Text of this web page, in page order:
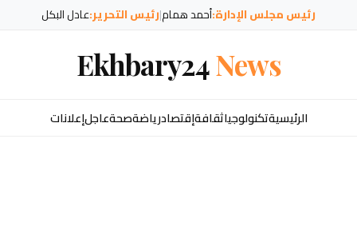
رئيس مجلس الإدارة:أحمد همام|رئيس التحرير:عادل البكل
Ekhbary24News
الرئيسيةتكنولوجياثقافةإقتصادرياضةصحةعاجلإعلانات